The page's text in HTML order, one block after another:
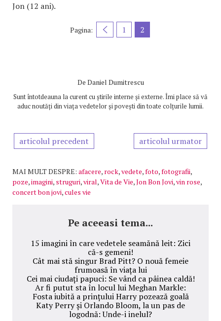
Jon (12 ani).
Pagina: 1 2
De Daniel Dumitrescu
Sunt întotdeauna la curent cu știrile interne și externe. Îmi place să vă
aduc noutăți din viața vedetelor și povești din toate colțurile lumii.
articolul precedent articolul urmator
MAI MULT DESPRE: afacere, rock,vedete,foto,fotografii,
poze,imagini, struguri,viral,Vita de Vie,Jon Bon Jovi,vin rose,
concert bon jovi,cules vie
Pe aceeasi tema...
15 imagini în care vedetele seamănă leit: Zici
că-s gemeni!
Cât mai stă singur Brad Pitt? O nouă femeie
frumoasă în viața lui
Cei mai ciudați papuci: Se vând ca pâinea caldă!
Ar fi putut sta în locul lui Meghan Markle:
Fosta iubită a prințului Harry pozează goală
Katy Perry și Orlando Bloom, la un pas de
logodnă: Unde-i inelul?